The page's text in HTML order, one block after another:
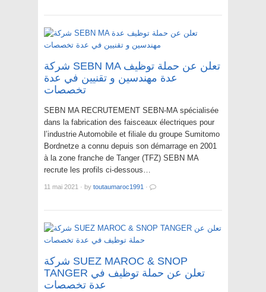
شركة SEBN MA تعلن عن حملة توظيف
عدة مهندسين و تقنيين في عدة
تخصصات
SEBN MA RECRUTEMENT SEBN-MA spécialisée
dans la fabrication des faisceaux électriques pour
l’industrie Automobile et filiale du groupe Sumitomo
Bordnetze a connu depuis son démarrage en 2001
à la zone franche de Tanger (TFZ) SEBN MA
recrute les profils ci-dessous…
11 mai 2021 · by toutaumaroc1991 ·
شركة SUEZ MAROC & SNOP
TANGER تعلن عن حملة توظيف في
عدة تخصصات